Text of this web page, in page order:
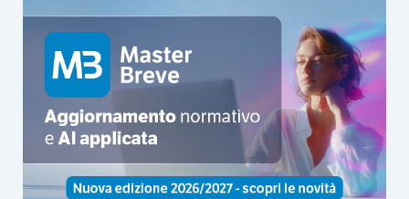
dei contributi previdenziali.